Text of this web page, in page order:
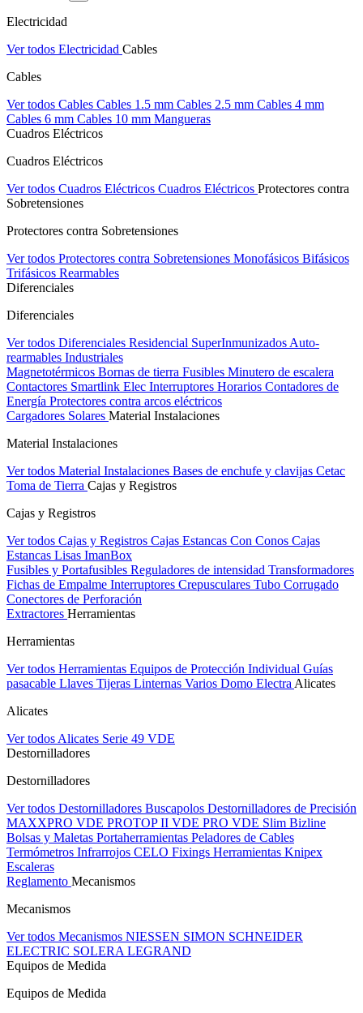
Electricidad
Ver todos Electricidad Cables
Cables
Ver todos Cables Cables 1.5 mm Cables 2.5 mm Cables 4 mm
Cables 6 mm Cables 10 mm Mangueras
Cuadros Eléctricos
Cuadros Eléctricos
Ver todos Cuadros Eléctricos Cuadros Eléctricos Protectores contra
Sobretensiones
Protectores contra Sobretensiones
Ver todos Protectores contra Sobretensiones Monofásicos Bifásicos
Trifásicos Rearmables
Diferenciales
Diferenciales
Ver todos Diferenciales Residencial SuperInmunizados Auto-
rearmables Industriales
Magnetotérmicos Bornas de tierra Fusibles Minutero de escalera
Contactores Smartlink Elec Interruptores Horarios Contadores de
Energía Protectores contra arcos eléctricos
Cargadores Solares Material Instalaciones
Material Instalaciones
Ver todos Material Instalaciones Bases de enchufe y clavijas Cetac
Toma de Tierra Cajas y Registros
Cajas y Registros
Ver todos Cajas y Registros Cajas Estancas Con Conos Cajas
Estancas Lisas ImanBox
Fusibles y Portafusibles Reguladores de intensidad Transformadores
Fichas de Empalme Interruptores Crepusculares Tubo Corrugado
Conectores de Perforación
Extractores Herramientas
Herramientas
Ver todos Herramientas Equipos de Protección Individual Guías
pasacable Llaves Tijeras Linternas Varios Domo Electra Alicates
Alicates
Ver todos Alicates Serie 49 VDE
Destornilladores
Destornilladores
Ver todos Destornilladores Buscapolos Destornilladores de Precisión
MAXXPRO VDE PROTOP II VDE PRO VDE Slim Bizline
Bolsas y Maletas Portaherramientas Peladores de Cables
Termómetros Infrarrojos CELO Fixings Herramientas Knipex
Escaleras
Reglamento Mecanismos
Mecanismos
Ver todos Mecanismos NIESSEN SIMON SCHNEIDER
ELECTRIC SOLERA LEGRAND
Equipos de Medida
Equipos de Medida